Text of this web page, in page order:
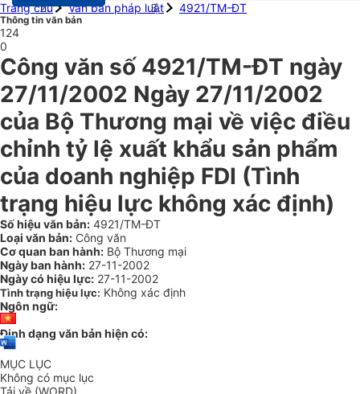
Trang chủ
Văn bản pháp luật 4921/TM-ĐT
Thông tin văn bản
124
0
Công văn số 4921/TM-ĐT ngày
27/11/2002 Ngày 27/11/2002
của Bộ Thương mại về việc điều
chỉnh tỷ lệ xuất khẩu sản phẩm
của doanh nghiệp FDI (Tình
trạng hiệu lực không xác định)
Số hiệu văn bản: 4921/TM-ĐT
Loại văn bản: Công văn
Cơ quan ban hành: Bộ Thương mại
Ngày ban hành: 27-11-2002
Ngày có hiệu lực: 27-11-2002
Tình trạng hiệu lực: Không xác định
Ngôn ngữ:
Định dạng văn bản hiện có:
MỤC LỤC
Không có mục lục
Tải về (WORD)